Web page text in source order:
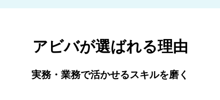
アビバが選ばれる理由
実務・業務で活かせるスキルを磨く